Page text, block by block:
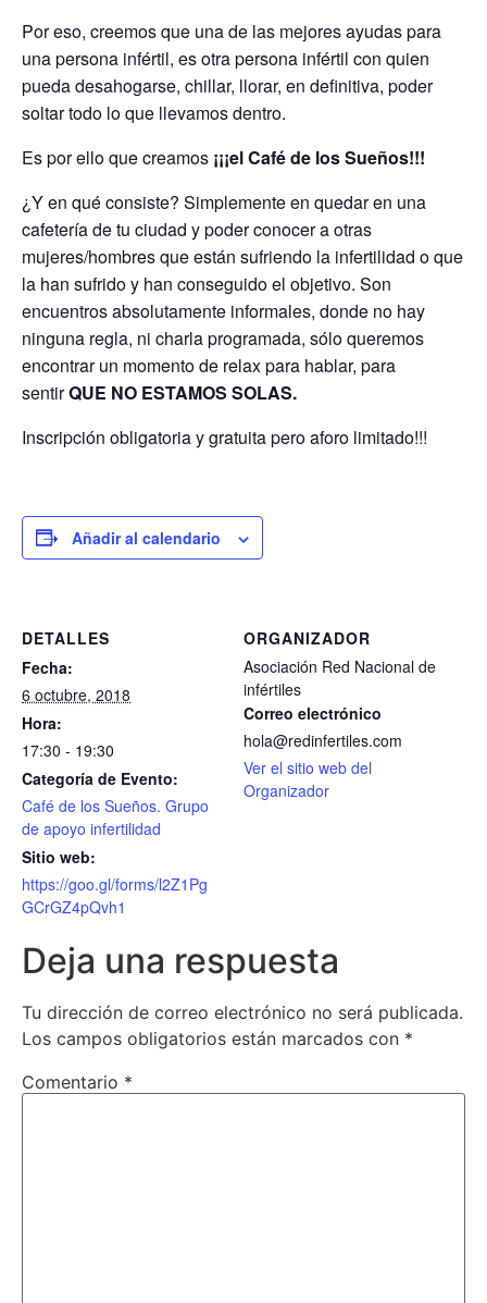
Por eso, creemos que una de las mejores ayudas para
una persona infértil, es otra persona infértil con quien
pueda desahogarse, chillar, llorar, en definitiva, poder
soltar todo lo que llevamos dentro.
Es por ello que creamos ¡¡¡el Café de los Sueños!!!
¿Y en qué consiste? Simplemente en quedar en una
cafetería de tu ciudad y poder conocer a otras
mujeres/hombres que están sufriendo la infertilidad o que
la han sufrido y han conseguido el objetivo. Son
encuentros absolutamente informales, donde no hay
ninguna regla, ni charla programada, sólo queremos
encontrar un momento de relax para hablar, para
sentirQUE NO ESTAMOS SOLAS.
Inscripción obligatoria y gratuita pero aforo limitado!!!
Añadir al calendario
DETALLES
Fecha:
6 octubre, 2018
Hora:
17:30 - 19:30
Categoría de Evento:
Café de los Sueños. Grupo
de apoyo infertilidad
Sitio web:
https://goo.gl/forms/l2Z1Pg
GCrGZ4pQvh1
ORGANIZADOR
Asociación Red Nacional de
infértiles
Correo electrónico
hola@redinfertiles.com
Ver el sitio web del
Organizador
Deja una respuesta
Tu dirección de correo electrónico no será publicada.
Los campos obligatorios están marcados con *
Comentario *